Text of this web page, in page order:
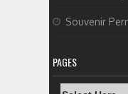
Souvenir
PAGES